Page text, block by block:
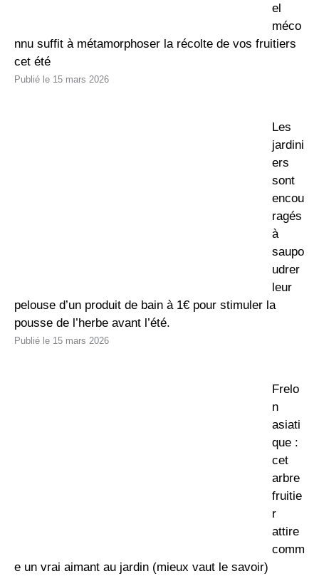
el
méco
nnu suffit à métamorphoser la récolte de vos fruitiers
cet été
15 mars 2026
Les
jardini
ers
sont
encou
ragés
à
saupo
udrer
leur
pelouse d’un produit de bain à 1€ pour stimuler la
pousse de l’herbe avant l’été.
15 mars 2026
Frelo
n
asiati
que :
cet
arbre
fruitie
r
attire
comm
e un vrai aimant au jardin (mieux vaut le savoir)